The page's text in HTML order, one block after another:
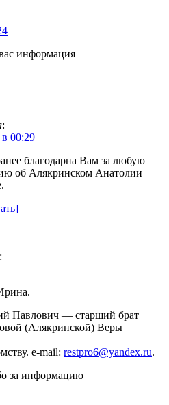
информация
:
00:29
благодарна Вам за любую
об Алякринском Анатолии
:
Павлович — старший брат
(Алякринской) Веры
e-mail: restpro6@yandex.ru.
за информацию